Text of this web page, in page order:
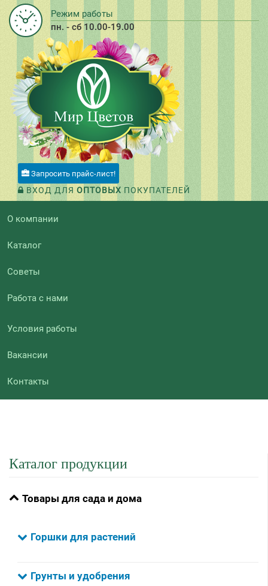
Режим работы
пн. - сб 10.00-19.00
Запросить прайс-лист!
ВХОД ДЛЯ ОПТОВЫХ ПОКУПАТЕЛЕЙ
О компании
Каталог
Советы
Работа с нами
Условия работы
Вакансии
Контакты
Каталог продукции
Товары для сада и дома
Горшки для растений
Грунты и удобрения